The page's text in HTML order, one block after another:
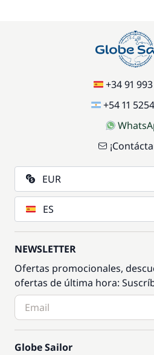
+34 91
+54 11
EUR
ES
NEWSLETTER
Ofertas promocionales,
ofertas de última hora:
Globe Sailor